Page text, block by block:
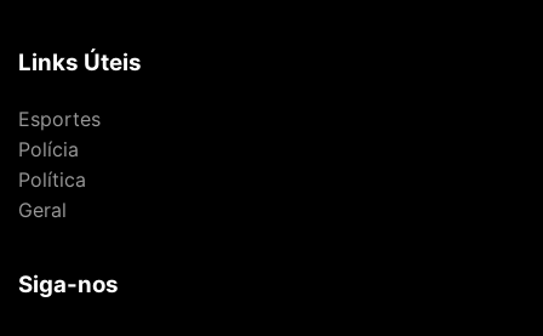
Links Úteis
Esportes
Polícia
Política
Geral
Siga-nos